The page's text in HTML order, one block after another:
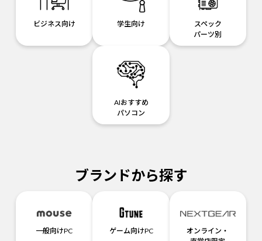
ビジネス向け 学生向け
スペック
パーツ別
AIおすすめ
パソコン
ブランドから探す
一般向けPC ゲーム向けPC
オンライン・